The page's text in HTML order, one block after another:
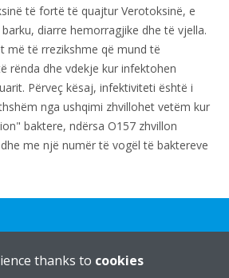
të fortë të quajtur Verotoksinë, e
diarre hemorragjike dhe të vjella.
më të rrezikshme që mund të
rënda dhe vdekje kur infektohen
Përveç kësaj, infektiviteti është i
nga ushqimi zhvillohet vetëm kur
baktere, ndërsa O157 zhvillon
me një numër të vogël të baktereve
thanks to cookies